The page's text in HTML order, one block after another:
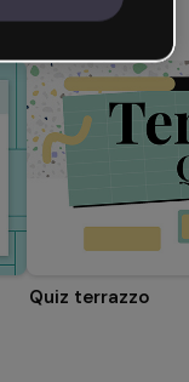
Quiz terrazzo